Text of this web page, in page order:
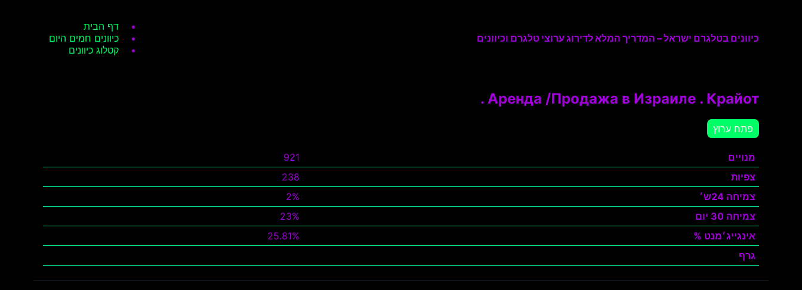
כיוונים בטלגרם ישראל – המדריך המלא לדירוג ערוצי טלגרם וכיוונים
דף הבית
כיוונים חמים היום
קטלוג כיוונים
Аренда /Продажа в Израиле . Крайот .
פתח ערוץ
מנויים
921
צפיות
238
צמיחה 24ש׳
2%
צמיחה 30 יום
23%
אינגייג׳מנט %
25.81%
גרף